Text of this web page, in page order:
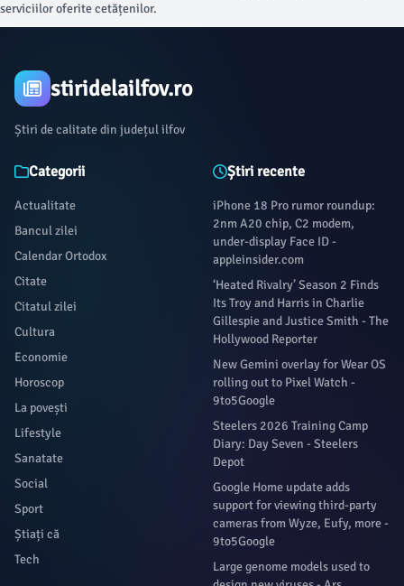
serviciilor oferite cetățenilor.
stiridelailfov.ro
Știri de calitate din județul ilfov
Categorii
Actualitate
Bancul zilei
Calendar Ortodox
Citate
Citatul zilei
Cultura
Economie
Horoscop
La povești
Lifestyle
Sanatate
Social
Sport
Știați că
Tech
Știri recente
iPhone 18 Pro rumor roundup:
2nm A20 chip, C2 modem,
under-display Face ID -
appleinsider.com
‘Heated Rivalry’ Season 2 Finds
Its Troy and Harris in Charlie
Gillespie and Justice Smith - The
Hollywood Reporter
New Gemini overlay for Wear OS
rolling out to Pixel Watch -
9to5Google
Steelers 2026 Training Camp
Diary: Day Seven - Steelers
Depot
Google Home update adds
support for viewing third-party
cameras from Wyze, Eufy, more -
9to5Google
Large genome models used to